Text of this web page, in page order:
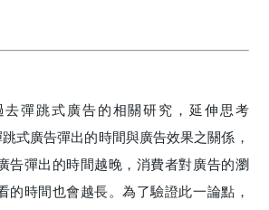
跳式廣告的相關研究，延伸思考
式廣告彈出的時間與廣告效果之關係，
告彈出的時間越晚，消費者對廣告的瀏
的時間也會越長。為了驗證此一論點，